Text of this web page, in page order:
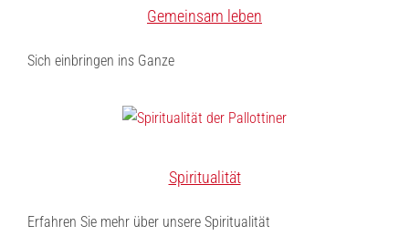
Gemeinsam leben
Sich einbringen ins Ganze
Spiritualität
Erfahren Sie mehr über unsere Spiritualität